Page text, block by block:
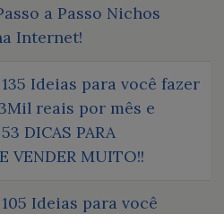
a Passo Nichos
Internet!
Ideias para você fazer
reais por mês e
DICAS PARA
VENDER MUITO!!
Ideias para você